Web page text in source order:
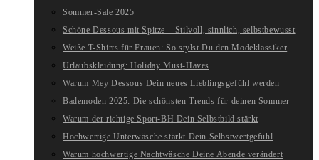
Sommer-Sale 2025
Schöne Dessous mit Spitze – Stilvoll, sinnlich, selbstbewusst
Weiße T-Shirts für Frauen: So stylst Du den Modeklassiker
Urlaubskleidung: Holiday Must-Haves
Warum Mey Dessous Dein neues Lieblingsgefühl werden
Bademoden 2025: Die schönsten Trends für deinen Sommer
Warum der richtige Sport-BH Dein Selbstbild stärkt
Hochwertige Unterwäsche stärkt Dein Selbstwertgefühl
Warum hochwertige Nachtwäsche Deine Abende verändert